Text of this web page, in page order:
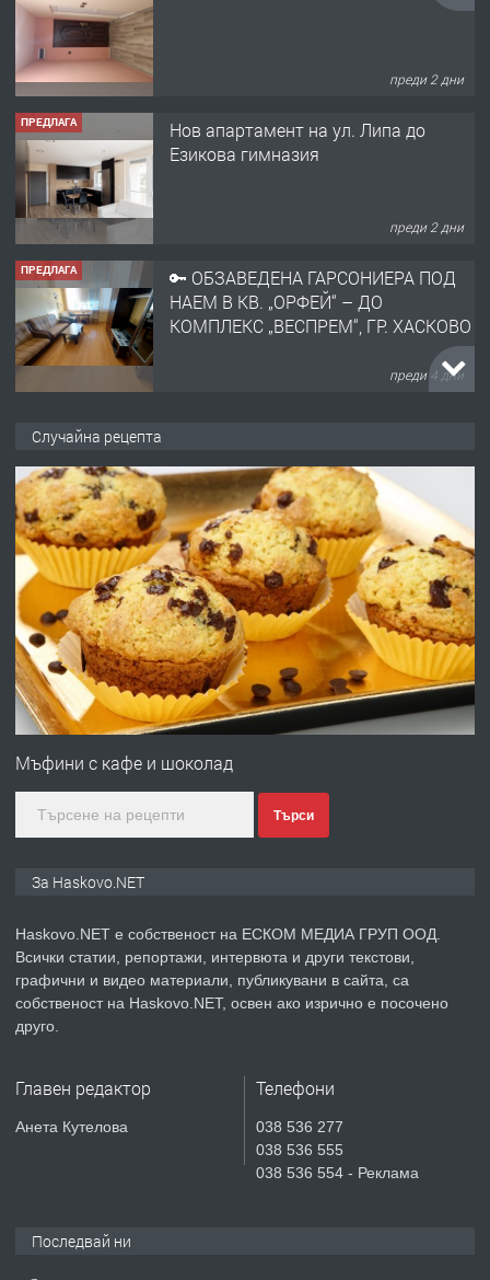
преди 2 дни
ПРЕДЛАГА
Нов апартамент на ул. Липа до
Езикова гимназия
преди 2 дни
ПРЕДЛАГА
🔑 ОБЗАВЕДЕНА ГАРСОНИЕРА ПОД
НАЕМ В КВ. „ОРФЕЙ“ – ДО
КОМПЛЕКС „ВЕСПРЕМ“, ГР. ХАСКОВО
преди 4 дни
АПАРТАМЕНТ В ЦЕНТЪРА НА ГР.
ХАСКОВО
преди 5 дни
ПРЕДЛАГА Давам гараж под наем
преди 5 дни
ПРЕДЛАГА
№4120 Магазин/Офис под наем в кв.
градската градина!
преди 5 дни
ПРЕДЛАГА
Продавам парцел в гр. Хасково кв.
СГЛОБЯВАНЕ НА МЕБЕЛИ.
Случайна рецепта
Мъфини с кафе и шоколад
Търси
За Haskovo.NET
Haskovo.NET е собственост на ЕСКОМ МЕДИА ГРУП ООД.
Всички статии, репортажи, интервюта и други текстови,
графични и видео материали, публикувани в сайта, са
собственост на Haskovo.NET, освен ако изрично е посочено
друго.
Главен редактор
Анета Кутелова
Телефони
038 536 277
038 536 555
038 536 554 - Реклама
Последвай ни